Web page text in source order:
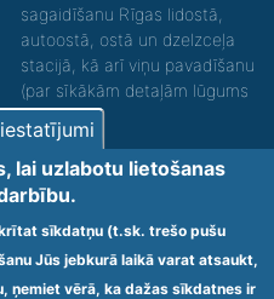
sagaidīšanu Rīgas lidostā,
autoostā, ostā un dzelzceļa
stacijā, kā arī viņu pavadīšanu
(par sīkākām detaļām lūgums
zvanīt).
personām ar
SIA „Sanare-KRC
ir nodrošināta vides
traucējumiem,
Ministru kabineta
Nr.60 „Noteikumi par
lai uzlabotu lietošanas
sīkdatņu (t.sk. trešo pušu
Jūs jebkurā laikā varat atsaukt,
ņemiet vērā, ka dažas sīkdatnes ir